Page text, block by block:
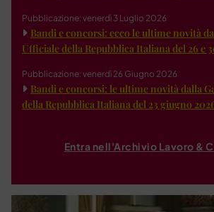
Pubblicazione: venerdì 3 Luglio 2026
Bandi e concorsi: ecco le ultime novità
Ufficiale della Repubblica Italiana del 26 e
Pubblicazione: venerdì 26 Giugno 2026
Bandi e concorsi: le ultime novità dalla
della Repubblica Italiana del 23 giugno
Entra nell'Archivio Lavoro &